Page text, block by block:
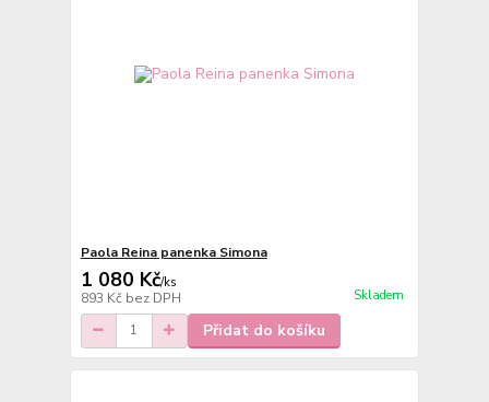
Paola Reina panenka Simona
1 080 Kč/ks
893 Kč bez DPH Skladem
Přidat do košíku